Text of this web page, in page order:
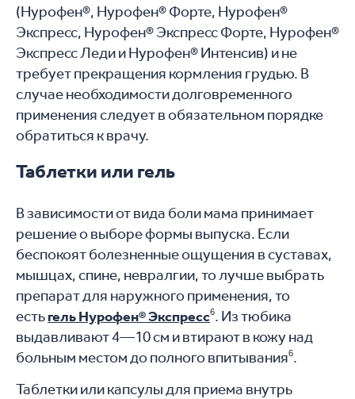
(Нурофен®, Нурофен® Форте, Нурофен®
Экспресс, Нурофен® Экспресс Форте, Нурофен®
Экспресс Леди и Нурофен® Интенсив) и не
требует прекращения кормления грудью. В
случае необходимости долговременного
применения следует в обязательном порядке
обратиться к врачу.
Таблетки или гель
В зависимости от вида боли мама принимает
решение о выборе формы выпуска. Если
беспокоят болезненные ощущения в суставах,
мышцах, спине, невралгии, то лучше выбрать
препарат для наружного применения, то
естьгель Нурофен® Экспресс6. Из тюбика
выдавливают 4—10 см и втирают в кожу над
больным местом до полного впитывания6.
Таблетки или капсулы для приема внутрь